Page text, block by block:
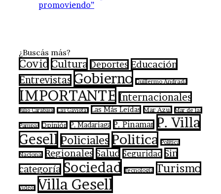
promoviendo”
¿Buscás más?
Covid Cultura Deportes Educación
Entrevistas Gobierno Guillermo Andrada
IMPORTANTE Internacionales
Julio Carabajal Las Gaviotas Las Más Leídas Mar Azul Mar de las
Pampas Opinión P. Madariaga P. Pinamar P. Villa
Gesell Policiales Politica
Política
Nacional
Regionales Salud Seguridad Sin
categoría Sociedad Tecnologia Turismo
Videos Villa Gesell